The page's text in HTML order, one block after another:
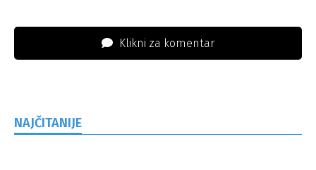
Klikni za komentar
NAJČITANIJE